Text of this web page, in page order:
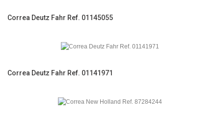
Correa Deutz Fahr Ref. 01145055
Correa Deutz Fahr Ref. 01141971